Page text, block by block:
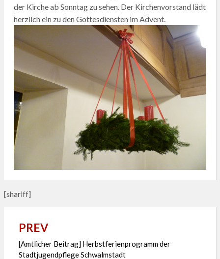
der Kirche ab Sonntag zu sehen. Der Kirchenvorstand lädt
herzlich ein zu den Gottesdiensten im Advent.
[shariff]
Beitragsnavigation
PREV
[Amtlicher Beitrag] Herbstferienprogramm der
Stadtjugendpflege Schwalmstadt